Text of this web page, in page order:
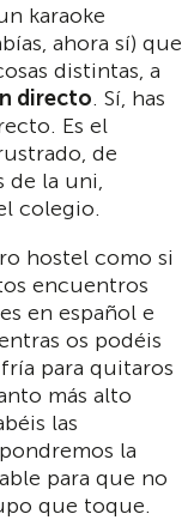
karaoke
ahora sí) que
distintas, a
directo. Sí, has
Es el
de
de la uni,
colegio.
hostel como si
encuentros
en español e
os podéis
para quitaros
más alto
las
la
para que no
que toque.